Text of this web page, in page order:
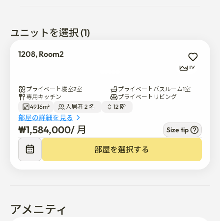
速インターネットまで全て備えられています。
-Wi-Fiパスワードはルーターに書かれています。
金が過度な場合は追加請求されます。
- 室内およびベランダでは喫煙禁止です。 タバコの臭い
がある場合、損害賠償請求されます。
- 契約が確定したら入居および利用案内メッセージをお
送りします。
- 22時以降は屋内静粛にお願いします。
- ペット連れはできません。
- 京釜線列車が通る姿と成歓川、城山をすべて眺望でき
るベランダビューが幻想的で、55インチのテレビで映画
ユニットを選択 (1)
1208, Room2
19
プライベート寝室2室
プライベートバスルーム1室
専用キッチン
プライベートリビング
49.16m²
入居者 2 名 12 階
部屋の詳細を見る
₩1,584,000/ 月 Size tip
部屋を選択する
アメニティ